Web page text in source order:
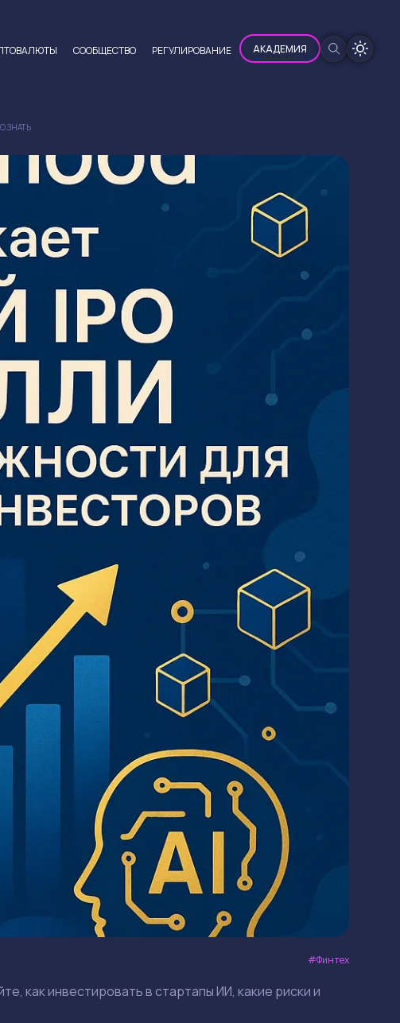
CООБЩЕСТВО РЕГУЛИРОВАНИЕ АКАДЕМИЯ
ЗНАТЬ
Финтех
как инвестировать в стартапы ИИ, какие риски и